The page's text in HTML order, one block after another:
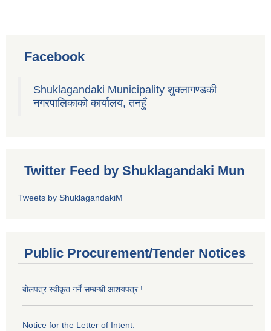
Facebook
Shuklagandaki Municipality शुक्लागण्डकी
नगरपालिकाको कार्यालय, तनहुँ
Twitter Feed by Shuklagandaki Mun
Tweets by ShuklagandakiM
Public Procurement/Tender Notices
बोलपत्र स्वीकृत गर्ने सम्बन्धी आशयपत्र !
Notice for the Letter of Intent.